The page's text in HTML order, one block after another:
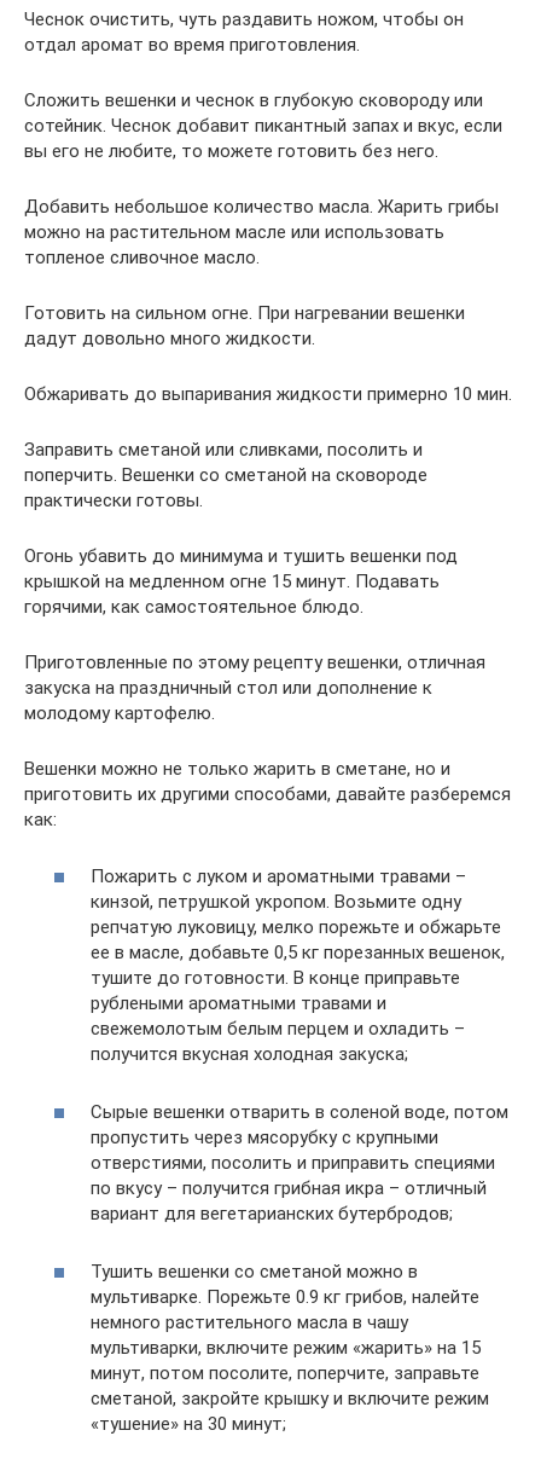
Чеснок очистить, чуть раздавить ножом, чтобы он
отдал аромат во время приготовления.
Сложить вешенки и чеснок в глубокую сковороду или
сотейник. Чеснок добавит пикантный запах и вкус, если
вы его не любите, то можете готовить без него.
Добавить небольшое количество масла. Жарить грибы
можно на растительном масле или использовать
топленое сливочное масло.
Готовить на сильном огне. При нагревании вешенки
дадут довольно много жидкости.
Обжаривать до выпаривания жидкости примерно 10 мин.
Заправить сметаной или сливками, посолить и
поперчить. Вешенки со сметаной на сковороде
практически готовы.
Огонь убавить до минимума и тушить вешенки под
крышкой на медленном огне 15 минут. Подавать
горячими, как самостоятельное блюдо.
Приготовленные по этому рецепту вешенки, отличная
закуска на праздничный стол или дополнение к
молодому картофелю.
Вешенки можно не только жарить в сметане, но и
приготовить их другими способами, давайте разберемся
как:
Пожарить с луком и ароматными травами –
кинзой, петрушкой укропом. Возьмите одну
репчатую луковицу, мелко порежьте и обжарьте
ее в масле, добавьте 0,5 кг порезанных вешенок,
тушите до готовности. В конце приправьте
рублеными ароматными травами и
свежемолотым белым перцем и охладить –
получится вкусная холодная закуска;
Сырые вешенки отварить в соленой воде, потом
пропустить через мясорубку с крупными
отверстиями, посолить и приправить специями
по вкусу – получится грибная икра – отличный
вариант для вегетарианских бутербродов;
Тушить вешенки со сметаной можно в
мультиварке. Порежьте 0.9 кг грибов, налейте
немного растительного масла в чашу
мультиварки, включите режим «жарить» на 15
минут, потом посолите, поперчите, заправьте
сметаной, закройте крышку и включите режим
«тушение» на 30 минут;